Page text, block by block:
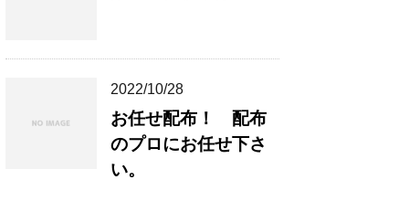
2022/10/28
お任せ配布！ 配布
のプロにお任せ下さ
い。